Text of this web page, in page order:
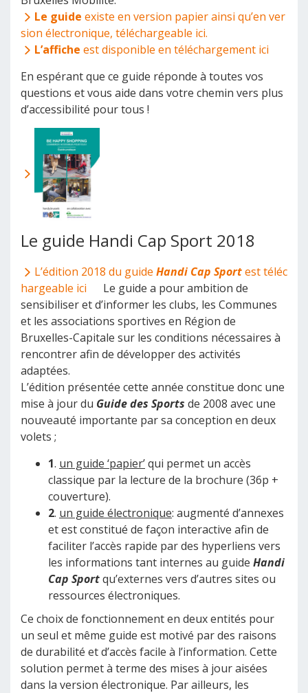
Le guide existe en version papier ainsi qu’en ver
sion électronique, téléchargeable ici.
L’affiche est disponible en téléchargement ici
En espérant que ce guide réponde à toutes vos
questions et vous aide dans votre chemin vers plus
d’accessibilité pour tous !
Le guide Handi Cap Sport 2018
L’édition 2018 du guide Handi Cap Sportest téléc
hargeable ici
Le guide a pour ambition de
sensibiliser et d’informer les clubs, les Communes
et les associations sportives en Région de
Bruxelles-Capitale sur les conditions nécessaires à
rencontrer afin de développer des activités
adaptées.
L’édition présentée cette année constitue donc une
mise à jour du Guide des Sports de 2008 avec une
nouveauté importante par sa conception en deux
volets ;
1. un guide ‘papier’qui permet un accès
classique par la lecture de la brochure (36p +
couverture).
2. un guide électronique: augmenté d’annexes
et est constitué de façon interactive afin de
faciliter l’accès rapide par des hyperliens vers
les informations tant internes au guide Handi
Cap Sportqu’externes vers d’autres sites ou
ressources électroniques.
Ce choix de fonctionnement en deux entités pour
un seul et même guide est motivé par des raisons
de durabilité et d’accès facile à l’information. Cette
solution permet à terme des mises à jour aisées
dans la version électronique. Par ailleurs, les